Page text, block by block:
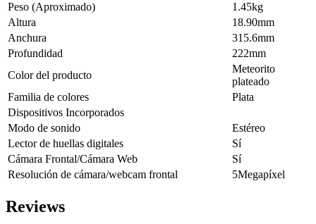
Peso (Aproximado)
1.45kg
Altura
18.90mm
Anchura
315.6mm
Profundidad
222mm
Color del producto
Meteorito
plateado
Familia de colores
Plata
Dispositivos Incorporados
Modo de sonido
Estéreo
Lector de huellas digitales
Sí
Cámara Frontal/Cámara Web
Sí
Resolución de cámara/webcam frontal
5Megapíxel
Reviews